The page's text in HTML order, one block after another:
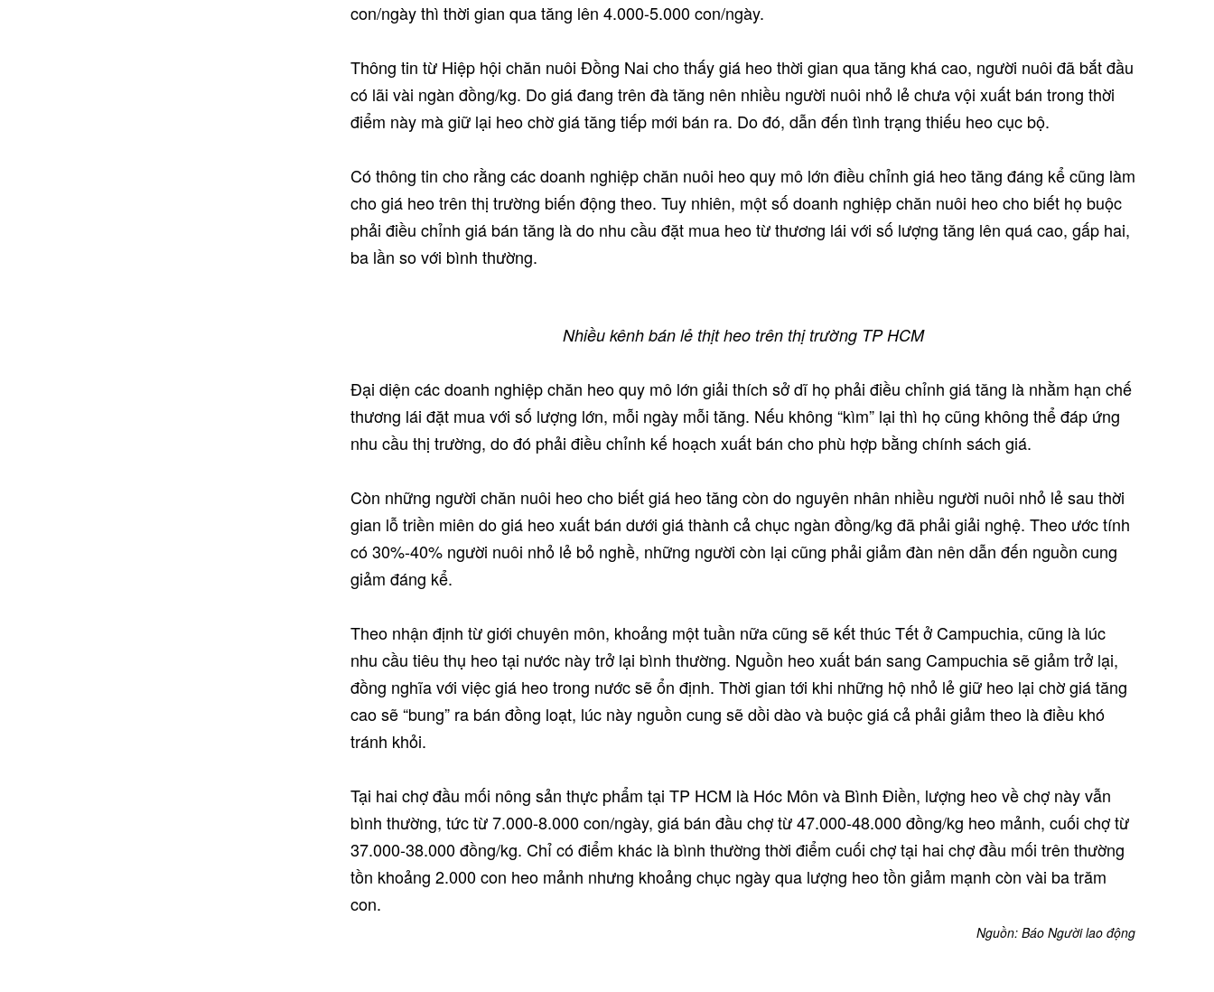
con/ngày thì thời gian qua tăng lên 4.000-5.000 con/ngày.
Thông tin từ Hiệp hội chăn nuôi Đồng Nai cho thấy giá heo thời gian qua tăng khá cao, người nuôi đã bắt đầu
có lãi vài ngàn đồng/kg. Do giá đang trên đà tăng nên nhiều người nuôi nhỏ lẻ chưa vội xuất bán trong thời
điểm này mà giữ lại heo chờ giá tăng tiếp mới bán ra. Do đó, dẫn đến tình trạng thiếu heo cục bộ.
Có thông tin cho rằng các doanh nghiệp chăn nuôi heo quy mô lớn điều chỉnh giá heo tăng đáng kể cũng làm
cho giá heo trên thị trường biến động theo. Tuy nhiên, một số doanh nghiệp chăn nuôi heo cho biết họ buộc
phải điều chỉnh giá bán tăng là do nhu cầu đặt mua heo từ thương lái với số lượng tăng lên quá cao, gấp hai,
ba lần so với bình thường.
Nhiều kênh bán lẻ thịt heo trên thị trường TP HCM
Đại diện các doanh nghiệp chăn heo quy mô lớn giải thích sở dĩ họ phải điều chỉnh giá tăng là nhằm hạn chế
thương lái đặt mua với số lượng lớn, mỗi ngày mỗi tăng. Nếu không “kìm” lại thì họ cũng không thể đáp ứng
nhu cầu thị trường, do đó phải điều chỉnh kế hoạch xuất bán cho phù hợp bằng chính sách giá.
Còn những người chăn nuôi heo cho biết giá heo tăng còn do nguyên nhân nhiều người nuôi nhỏ lẻ sau thời
gian lỗ triền miên do giá heo xuất bán dưới giá thành cả chục ngàn đồng/kg đã phải giải nghệ. Theo ước tính
có 30%-40% người nuôi nhỏ lẻ bỏ nghề, những người còn lại cũng phải giảm đàn nên dẫn đến nguồn cung
giảm đáng kể.
Theo nhận định từ giới chuyên môn, khoảng một tuần nữa cũng sẽ kết thúc Tết ở Campuchia, cũng là lúc
nhu cầu tiêu thụ heo tại nước này trở lại bình thường. Nguồn heo xuất bán sang Campuchia sẽ giảm trở lại,
đồng nghĩa với việc giá heo trong nước sẽ ổn định. Thời gian tới khi những hộ nhỏ lẻ giữ heo lại chờ giá tăng
cao sẽ “bung” ra bán đồng loạt, lúc này nguồn cung sẽ dồi dào và buộc giá cả phải giảm theo là điều khó
tránh khỏi.
Tại hai chợ đầu mối nông sản thực phẩm tại TP HCM là Hóc Môn và Bình Điền, lượng heo về chợ này vẫn
bình thường, tức từ 7.000-8.000 con/ngày, giá bán đầu chợ từ 47.000-48.000 đồng/kg heo mảnh, cuối chợ từ
37.000-38.000 đồng/kg. Chỉ có điểm khác là bình thường thời điểm cuối chợ tại hai chợ đầu mối trên thường
tồn khoảng 2.000 con heo mảnh nhưng khoảng chục ngày qua lượng heo tồn giảm mạnh còn vài ba trăm
con.
Nguồn: Báo Người lao động